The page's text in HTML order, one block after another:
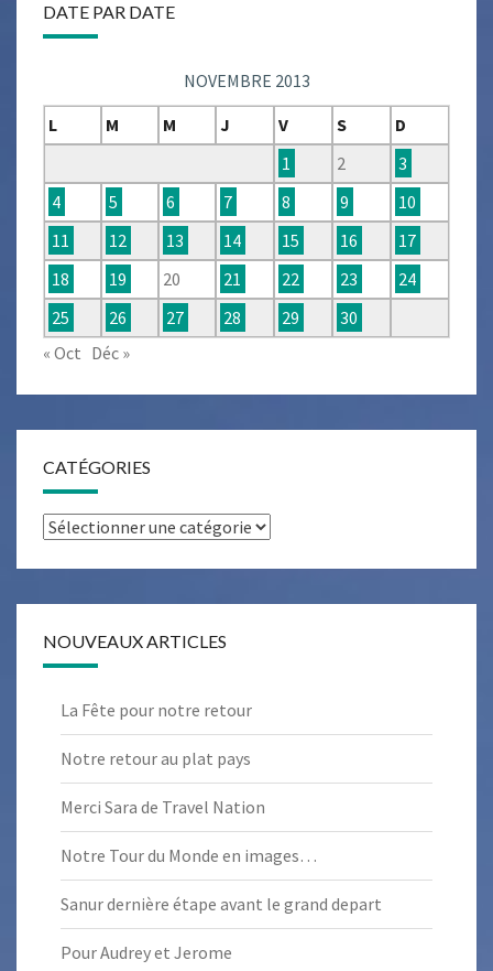
DATE PAR DATE
NOVEMBRE 2013
L
M M J V S
D
1
2
3
4
5 6 7 8 9
10
11
12 13 14 15 16
17
18
19 20 21 22 23
24
25
26 27 28 29
30
« Oct Déc »
CATÉGORIES
Catégories
NOUVEAUX ARTICLES
La Fête pour notre retour
Notre retour au plat pays
Merci Sara de Travel Nation
Notre Tour du Monde en images…
Sanur dernière étape avant le grand depart
Pour Audrey et Jerome